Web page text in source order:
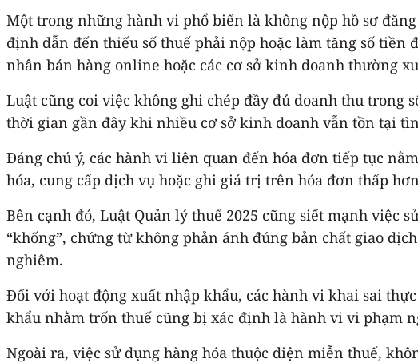
Một trong những hành vi phổ biến là không nộp hồ sơ
định dẫn đến thiếu số thuế phải nộp hoặc làm tăng số
nhân bán hàng online hoặc các cơ sở kinh doanh thường
Luật cũng coi việc không ghi chép đầy đủ doanh thu
thời gian gần đây khi nhiều cơ sở kinh doanh vẫn tồn tại
Đáng chú ý, các hành vi liên quan đến hóa đơn tiếp tục
hóa, cung cấp dịch vụ hoặc ghi giá trị trên hóa đơn thấp
Bên cạnh đó, Luật Quản lý thuế 2025 cũng siết mạnh việc
“khống”, chứng từ không phản ánh đúng bản chất giao
nghiêm.
Đối với hoạt động xuất nhập khẩu, các hành vi khai sai
khẩu nhằm trốn thuế cũng bị xác định là hành vi vi phạm
Ngoài ra, việc sử dụng hàng hóa thuộc diện miễn thuế,